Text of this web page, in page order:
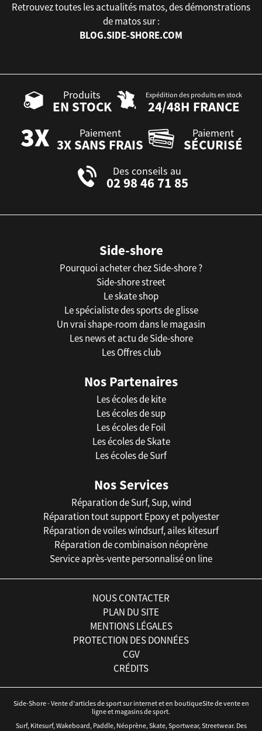
Retrouvez toutes les actualités matos, des démonstrations
de matos sur :
BLOG.SIDE-SHORE.COM
Produits
EN STOCK
Expédition des produits en stock
24/48H FRANCE
Paiement
3X SANS FRAIS
Paiement
SÉCURISÉ
Des conseils au
02 98 46 71 85
Side-shore
Pourquoi acheter chez Side-shore ?
Side-shore street
Le skate shop
Le spécialiste des sports de glisse
Un vrai shape-room dans le magasin
Les news et actu de Side-shore
Les Offres club
Nos Partenaires
Les écoles de kite
Les écoles de sup
Les écoles de Foil
Les écoles de Skate
Les écoles de Surf
Nos Services
Réparation de Surf, Sup, wind
Réparation tout support Epoxy et polyester
Réparation de voiles windsurf, ailes kitesurf
Réparation de combinaison néoprène
Service après-vente personnalisé on line
NOUS CONTACTER
PLAN DU SITE
MENTIONS LÉGALES
PROTECTION DES DONNÉES
CGV
CRÉDITS
Side-Shore - Vente d'articles de sport sur internet et en boutiqueSite de vente en
ligne et magasins de sport.
Surf, Kitesurf, Wakeboard, Paddle, Néoprène, Skate, Sportwear, Streetwear. Des